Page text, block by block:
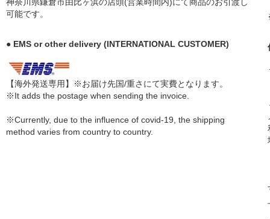
神奈川県鎌倉市由比ヶ浜の店頭(営業時間内)にて商品のお引渡し
可能です。
● EMS or other delivery (INTERNATIONAL CUSTOMER)
【海外発送専用】※お届け先国/重さにて実費となります。
※It adds the postage when sending the invoice.
※Currently, due to the influence of covid-19, the shipping
method varies from country to country.